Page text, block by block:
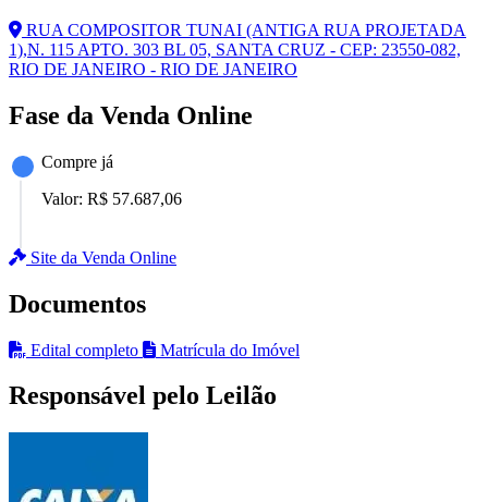
RUA COMPOSITOR TUNAI (ANTIGA RUA PROJETADA
1),N. 115 APTO. 303 BL 05, SANTA CRUZ - CEP: 23550-082,
RIO DE JANEIRO - RIO DE JANEIRO
Fase da Venda Online
Compre já
Valor: R$ 57.687,06
Site da Venda Online
Documentos
Edital completo Matrícula do Imóvel
Responsável pelo Leilão